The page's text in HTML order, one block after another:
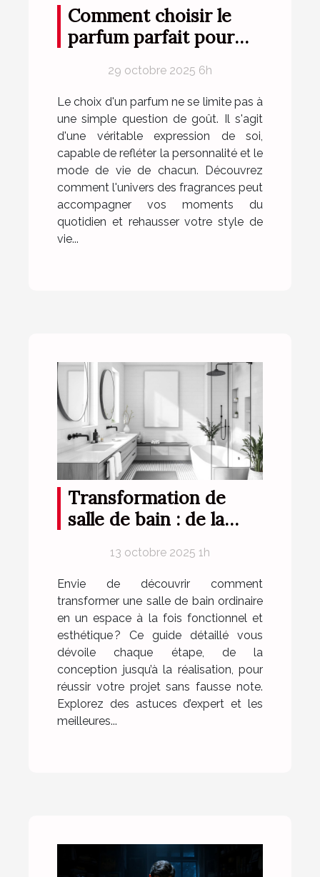
Comment choisir le
parfum parfait pour
29 octobre 2025 6h
Le choix d'un parfum ne se limite pas à
une simple question de goût. Il s'agit
d'une véritable expression de soi,
capable de refléter la personnalité et le
mode de vie de chacun. Découvrez
comment l'univers des fragrances peut
accompagner vos moments du
quotidien et rehausser votre style de
vie...
Transformation de
salle de bain : de la
réalisation
13 octobre 2025 1h
Envie de découvrir comment
transformer une salle de bain ordinaire
en un espace à la fois fonctionnel et
esthétique ? Ce guide détaillé vous
dévoile chaque étape, de la
conception jusqu’à la réalisation, pour
réussir votre projet sans fausse note.
Explorez des astuces d’expert et les
meilleures...